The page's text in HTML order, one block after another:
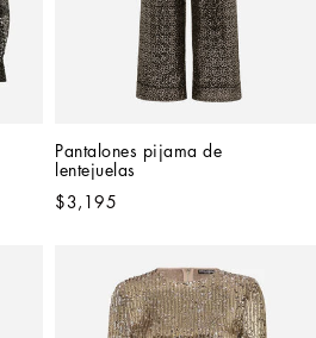
Pantalones pijama de
lentejuelas
$3,195